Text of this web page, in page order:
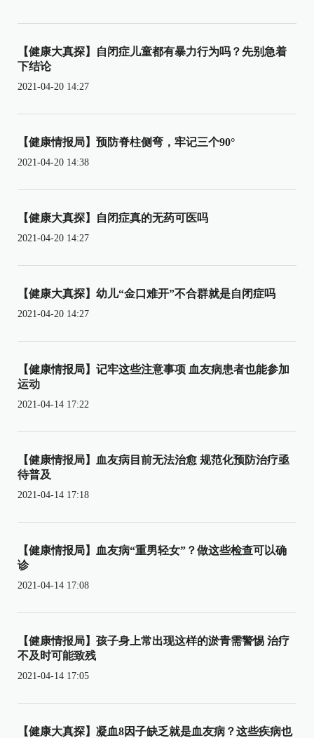
【健康大真探】自闭症儿童都有暴力行为吗？先别急着
下结论
2021-04-20 14:27
【健康情报局】预防脊柱侧弯，牢记三个90°
2021-04-20 14:38
【健康大真探】自闭症真的无药可医吗
2021-04-20 14:27
【健康大真探】幼儿“金口难开”不合群就是自闭症吗
2021-04-20 14:27
【健康情报局】记牢这些注意事项 血友病患者也能参加
运动
2021-04-14 17:22
【健康情报局】血友病目前无法治愈 规范化预防治疗亟
待普及
2021-04-14 17:18
【健康情报局】血友病“重男轻女”？做这些检查可以确
诊
2021-04-14 17:08
【健康情报局】孩子身上常出现这样的淤青需警惕 治疗
不及时可能致残
2021-04-14 17:05
【健康大真探】凝血8因子缺乏就是血友病？这些疾病也